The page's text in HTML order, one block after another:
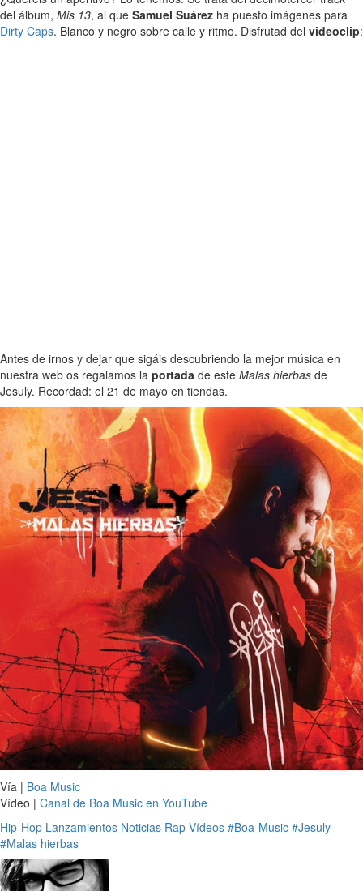
del álbum, Mis 13, al que Samuel Suárez ha puesto imágenes para
Dirty Caps. Blanco y negro sobre calle y ritmo. Disfrutad del videoclip:
Antes de irnos y dejar que sigáis descubriendo la mejor música en
nuestra web os regalamos la portada de este Malas hierbas de
Jesuly. Recordad: el 21 de mayo en tiendas.
Vía | Boa Music
Vídeo | Canal de Boa Music en YouTube
Hip-Hop Lanzamientos Noticias Rap Vídeos #Boa-Music #Jesuly
#Malas hierbas